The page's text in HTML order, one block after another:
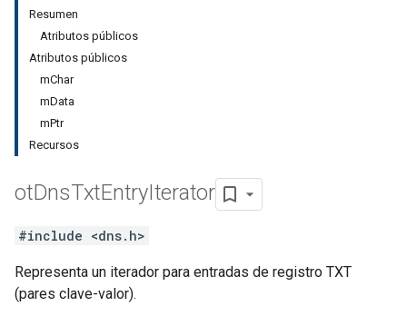
Resumen
Atributos públicos
Atributos públicos
mChar
mData
mPtr
Recursos
otDnsTxtEntryIterator
#include <dns.h>
Representa un iterador para entradas de registro TXT
(pares clave-valor).